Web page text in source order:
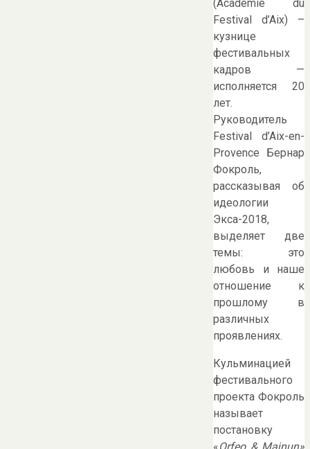
(Académie du
Festival d’Aix) –
кузнице
фестивальных
кадров —
исполняется 20
лет.
Руководитель
Festival d’Aix-en-
Provence Бернар
Фокроль,
рассказывая об
идеологии
Экса-2018,
выделяет две
темы: это
любовь и наше
отношение к
прошлому в
различных
проявлениях.
Кульминацией
фестивального
проекта Фокроль
называет
постановку